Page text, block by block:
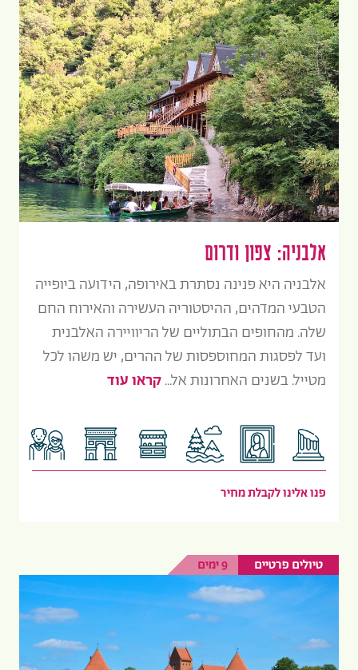
אלבניה: צפון ודרום
אלבניה היא פנינה נסתרת באירופה, הידועה ביופייה
הטבעי המדהים, ההיסטוריה העשירה והאירוח החם
שלה. מהחופים הבתוליים של הריוויירה האלבנית
ועד לפסגות המחוספסות של ההרים, יש משהו לכל
מטייל. בשנים האחרונות אל...קראו עוד
פנו אלינו לקבלת מחיר
טיולים פרטיים 9 ימים